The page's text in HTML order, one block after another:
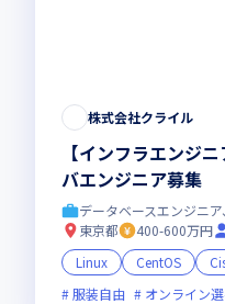
株式会社クライル
【インフラエンジ
バエンジニア募集
データベースエンジニ
東京都
400-600万円
Linux
CentOS
服装自由
オンライン